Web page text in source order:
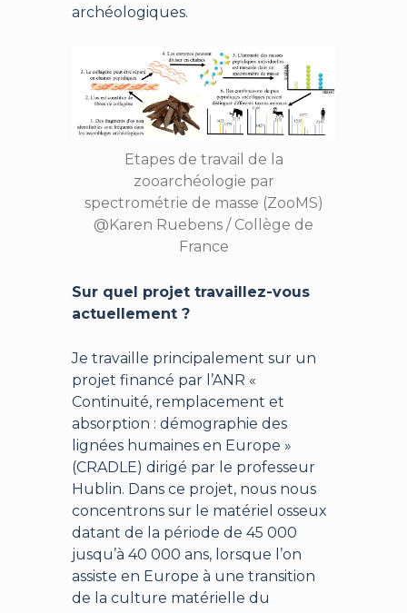
archéologiques.
Etapes de travail de la
zooarchéologie par
spectrométrie de masse (ZooMS)
@Karen Ruebens / Collège de
France
Sur quel projet travaillez-vous
actuellement ?
Je travaille principalement sur un
projet financé par l’ANR «
Continuité, remplacement et
absorption : démographie des
lignées humaines en Europe »
(CRADLE) dirigé par le professeur
Hublin. Dans ce projet, nous nous
concentrons sur le matériel osseux
datant de la période de 45 000
jusqu’à 40 000 ans, lorsque l’on
assiste en Europe à une transition
de la culture matérielle du